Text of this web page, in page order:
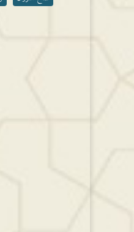
مستوى